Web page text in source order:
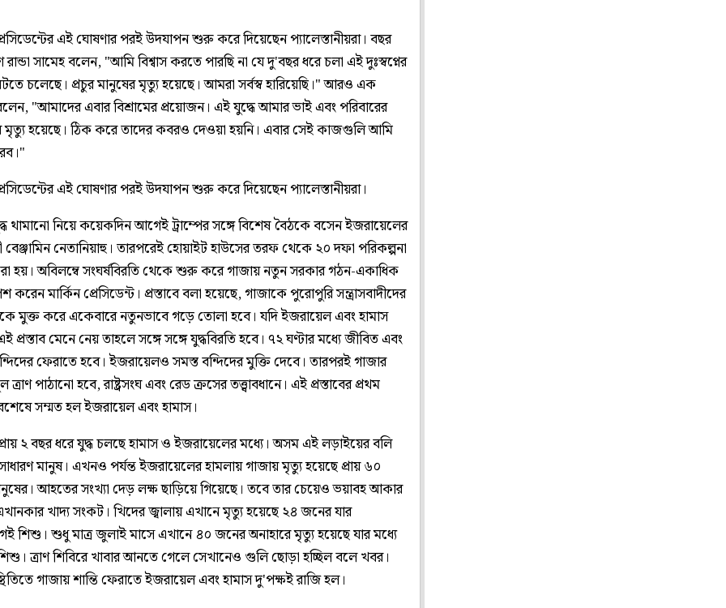
এই ঘোষণার পরইউদযাপন শুরু করে দিয়েছেন প্যালেস্তানীয়রা। বছর
রান্ডা সামেহ বলেন, "আমি বিশ্বাস করতে পারছি না যে দু'বছর ধরে চলা এই দুঃস্বপ্নের
চলেছে। প্রচুর মানুষের মৃত্যু হয়েছে। আমরা সর্বস্ব হারিয়েছি।" আরও এক
"আমাদের এবার বিশ্রামের প্রয়োজন। এই যুদ্ধে আমার ভাই এবং পরিবারের
মৃত্যু হয়েছে। ঠিক করে তাদের কবরও দেওয়া হয়নি। এবার সেই কাজগুলি আমি
এই ঘোষণার পরই উদযাপন শুরু করে দিয়েছেন প্যালেস্তানীয়রা।
থামানো নিয়ে কয়েকদিন আগেই ট্রাম্পের সঙ্গে বিশেষ বৈঠকে বসেন ইজরায়েলের
বেঞ্জামিন নেতানিয়াহু। তারপরেই হোয়াইট হাউসের তরফ থেকে ২০ দফা পরিকল্পনা
হয়। অবিলম্বে সংঘর্ষবিরতি থেকে শুরু করে গাজায় নতুন সরকার গঠন-একাধিক
করেন মার্কিন প্রেসিডেন্ট। প্রস্তাবে বলা হয়েছে, গাজাকে পুরোপুরি সন্ত্রাসবাদীদের
মুক্ত করে একেবারে নতুনভাবে গড়ে তোলা হবে। যদি ইজরায়েল এবং হামাস
প্রস্তাব মেনে নেয় তাহলে সঙ্গে সঙ্গে যুদ্ধবিরতি হবে। ৭২ ঘণ্টার মধ্যে জীবিত এবং
ফেরাতে হবে। ইজরায়েলও সমস্ত বন্দিদের মুক্তি দেবে। তারপরই গাজার
পাঠানো হবে, রাষ্ট্রসংঘ এবং রেড ক্রসের তত্ত্বাবধানে। এই প্রস্তাবের প্রথম
সম্মত হল ইজরায়েল এবং হামাস।
২ বছর ধরে যুদ্ধ চলছে হামাস ও ইজরায়েলের মধ্যে। অসম এই লড়াইয়ের বলি
মানুষ। এখনও পর্যন্ত ইজরায়েলের হামলায় গাজায় মৃত্যু হয়েছে প্রায় ৬০
আহতের সংখ্যা দেড় লক্ষ ছাড়িয়ে গিয়েছে। তবে তার চেয়েও ভয়াবহ আকার
খাদ্য সংকট। খিদের জ্বালায় এখানে মৃত্যু হয়েছে ২৪ জনের যার
শিশু। শুধু মাত্র জুলাই মাসে এখানে ৪০ জনের অনাহারে মৃত্যু হয়েছে যার মধ্যে
ত্রাণ শিবিরে খাবার আনতে গেলে সেখানেও গুলি ছোড়া হচ্ছিল বলে খবর।
গাজায় শান্তি ফেরাতে ইজরায়েল এবং হামাস দু'পক্ষই রাজি হল।